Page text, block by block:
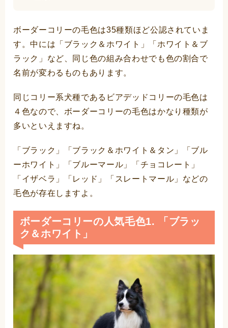
ボーダーコリーの毛色は35種類ほど公認されていま
す。中には「ブラック＆ホワイト」「ホワイト＆ブ
ラック」など、同じ色の組み合わせでも色の割合で
名前が変わるものもあります。
同じコリー系犬種であるビアデッドコリーの毛色は
４色なので、ボーダーコリーの毛色はかなり種類が
多いといえますね。
「ブラック」「ブラック＆ホワイト＆タン」「ブル
ーホワイト」「ブルーマール」「チョコレート」
「イザベラ」「レッド」「スレートマール」などの
毛色が存在しますよ。
ボーダーコリーの人気毛色1. 「ブラッ
ク＆ホワイト」